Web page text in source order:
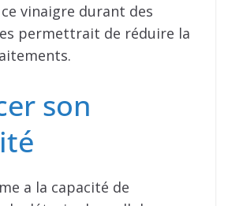
vinaigre durant des
permettrait de réduire la
son
a la capacité de